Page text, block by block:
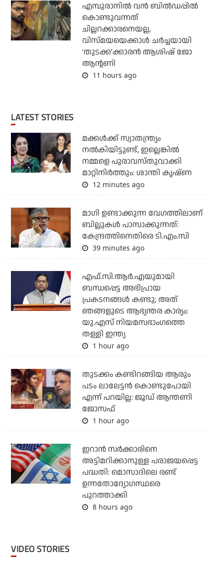
എമ്പുരാനില്‍ വന്‍ ബില്‍ഡപ്പില്‍
കൊണ്ടുവന്നത്
ചില്ലറക്കാരനെയല്ല,
വിസ്മയയെക്കാള്‍ ചര്‍ച്ചയായി
'തുടക്ക'ക്കാരന്‍ ആശിഷ് ജോ
ആന്റണി
11 hours ago
LATEST STORIES
മക്കൾക്ക് സ്വാതന്ത്ര്യം
നൽകിയിട്ടുണ്ട്, ഇല്ലെങ്കിൽ
നമ്മളെ പുരാവസ്തുവാക്കി
മാറ്റിനിർത്തും: ശാന്തി കൃഷ്ണ
12 minutes ago
മാഗി ഉണ്ടാക്കുന്ന വേഗത്തിലാണ്
ബില്ലുകള്‍ പാസാക്കുന്നത്:
കേന്ദ്രത്തിനെതിരെ ടി.എം.സി
39 minutes ago
എഫ്.സി.ആര്‍.എയുമായി
ബന്ധപ്പെട്ട അഭിപ്രായ
പ്രകടനങ്ങള്‍ കണ്ടു; അത്
ഞങ്ങളുടെ ആഭ്യന്തര കാര്യം:
യു.എസ് നിയമസഭാംഗത്തെ
തള്ളി ഇന്ത്യ
1 hour ago
തുടക്കം കണ്ടിറങ്ങിയ ആരും
പടം ലാലേട്ടൻ കൊണ്ടുപോയി
എന്ന് പറയില്ല: ജൂഡ് ആന്തണി
ജോസഫ്
1 hour ago
ഇറാന്‍ സര്‍ക്കാരിനെ
അട്ടിമറിക്കാനുള്ള പരാജയപ്പെട്ട
പദ്ധതി: മൊസാദിലെ രണ്ട്
ഉന്നതോദ്യോഗസ്ഥരെ
പുറത്താക്കി
8 hours ago
VIDEO STORIES